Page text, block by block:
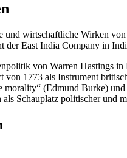
und wirtschaftliche Wirken
der East India Company in
von Warren Hastings in
von 1773 als Instrument
(Edmund Burke) und
Schauplatz politischer und